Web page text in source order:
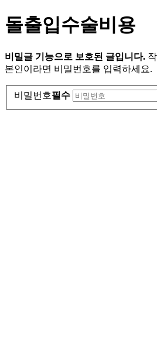
돌출입수술비용
비밀글 기능으로 보호된 글입니다.
본인이라면 비밀번호를 입력하세요.
비밀번호필수